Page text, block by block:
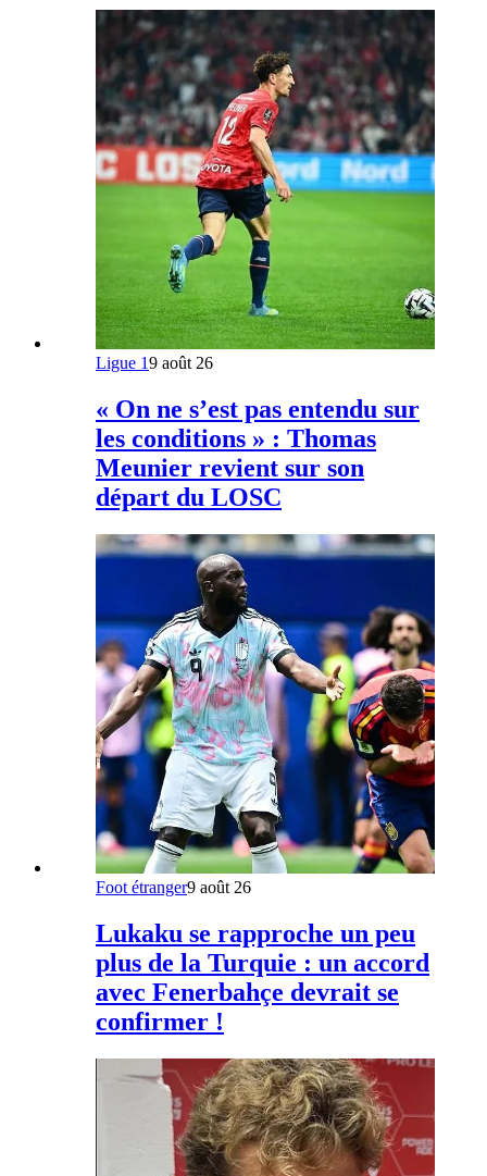
Ligue 19 août 26
« On ne s’est pas entendu sur
les conditions » : Thomas
Meunier revient sur son
départ du LOSC
Foot étranger9 août 26
Lukaku se rapproche un peu
plus de la Turquie : un accord
avec Fenerbahçe devrait se
confirmer !